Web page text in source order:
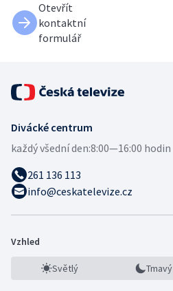
Otevřít
kontaktní
formulář
Divácké centrum
každý všední den:8:00—16:00 hodin
261 136 113
info@ceskatelevize.cz
Vzhled
Světlý Tmavý